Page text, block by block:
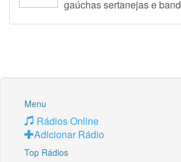
gaúchas sertanejas e
Menu
Rádios Online
Adicionar Rádio
Top Rádios